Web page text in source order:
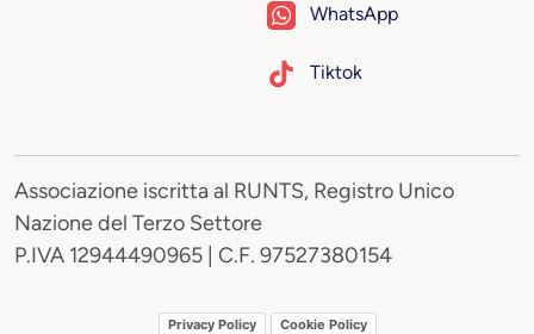
WhatsApp
Tiktok
Associazione iscritta al RUNTS, Registro Unico
Nazione del Terzo Settore
P.IVA 12944490965 | C.F. 97527380154
Privacy Policy Cookie Policy